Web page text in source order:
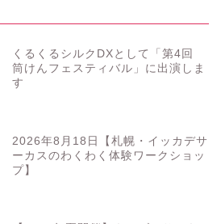
くるくるシルクDXとして「第4回
筒けんフェスティバル」に出演しま
す
2026年8月18日【札幌・イッカデサ
ーカスのわくわく体験ワークショッ
プ】